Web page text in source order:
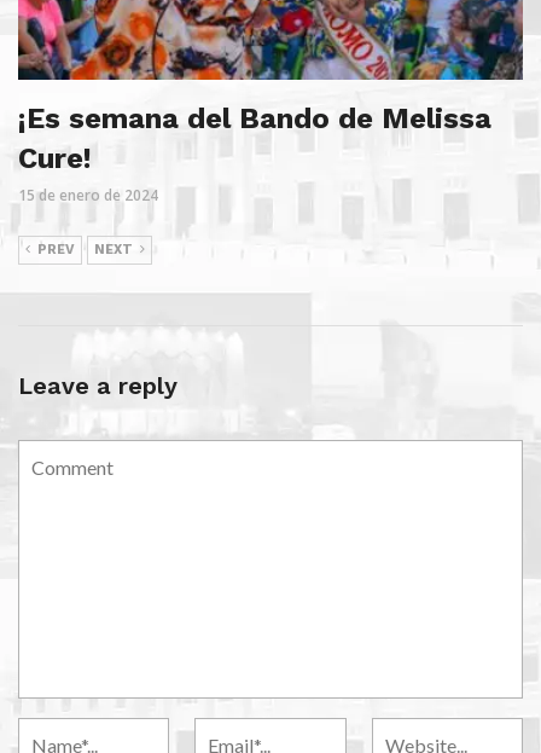
¡Es semana del Bando de Melissa
Cure!
15 de enero de 2024
PREV NEXT
Leave a reply